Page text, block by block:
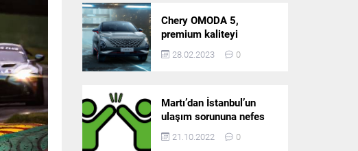
Chery OMODA 5,
premium kaliteyi
Türkiye’de sunmaya
hazırlanıyor
28.02.2023 0
Martı’dan İstanbul’un
ulaşım sorununa nefes
aldıracak yeni
platform: Tek Araçla
21.10.2022 0